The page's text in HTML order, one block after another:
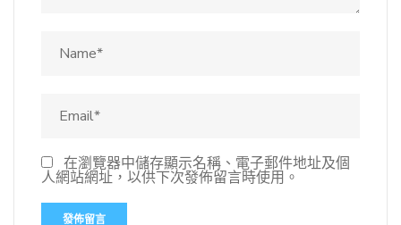
在瀏覽器中儲存顯示名稱、電子郵件地址及個
人網站網址，以供下次發佈留言時使用。